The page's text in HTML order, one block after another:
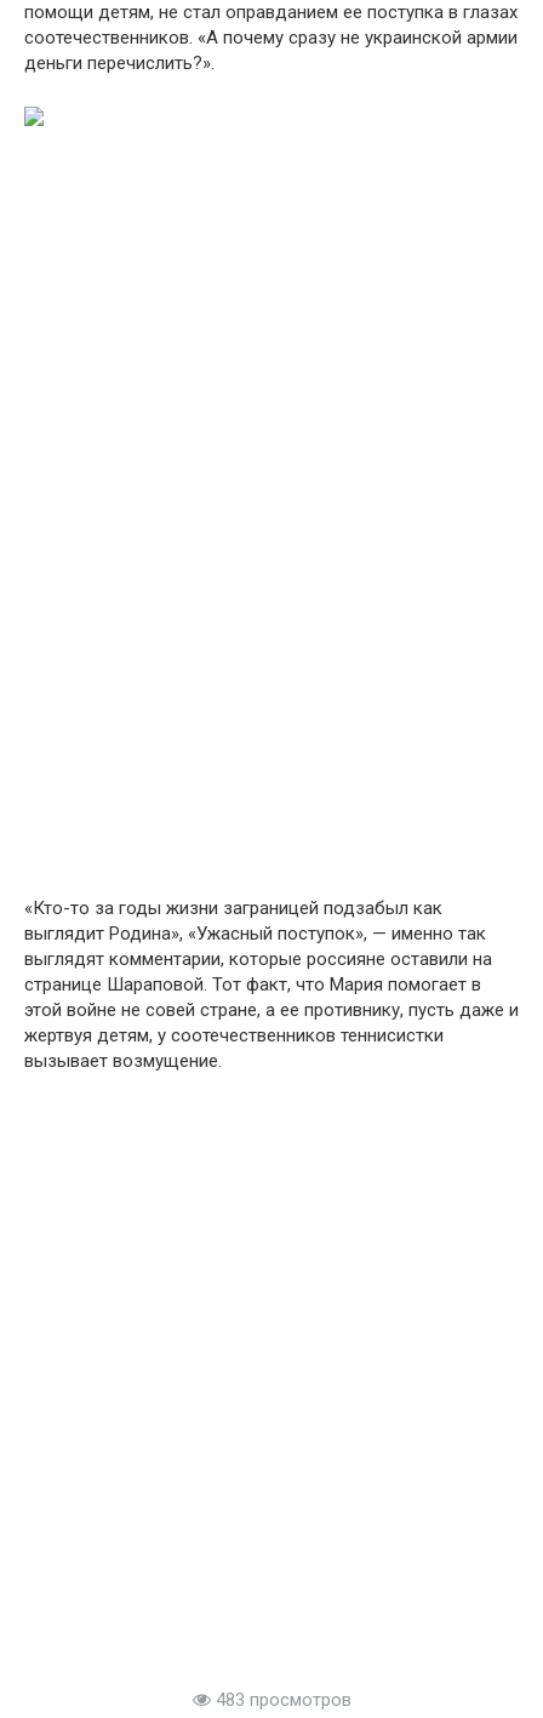
помощи детям, не стал оправданием ее поступка в глазах
соотечественников. «А почему сразу не украинской армии
деньги перечислить?».
«Кто-то за годы жизни заграницей подзабыл как
выглядит Родина», «Ужасный поступок», — именно так
выглядят комментарии, которые россияне оставили на
странице Шараповой. Тот факт, что Мария помогает в
этой войне не совей стране, а ее противнику, пусть даже и
жертвуя детям, у соотечественников теннисистки
вызывает возмущение.
483 просмотров